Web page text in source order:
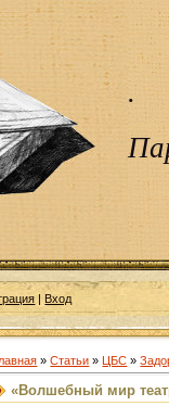
.
| Вход
»Статьи »ЦБС »
«Волшебный мир